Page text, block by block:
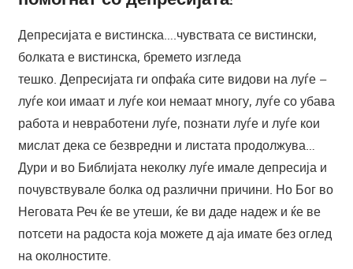
Депресијата е вистинска….чувствата се вистински,
болката е вистинска, бремето изгледа
тешко. Депресијата ги опфаќа сите видови на луѓе –
луѓе кои имаат и луѓе кои немаат многу, луѓе со убава
работа и невработени луѓе, познати луѓе и луѓе кои
мислат дека се безвредни и листата продолжува…
Дури и во Библијата неколку луѓе имале депресија и
почувствувале болка од различни причини. Но Бог во
Неговата Реч ќе ве утеши, ќе ви даде надеж и ќе ве
потсети на радоста која можете д аја имате без оглед
на околностите.